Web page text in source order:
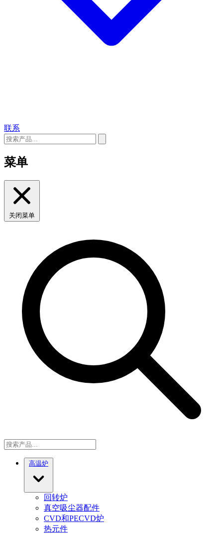
联系
菜单
关闭菜单
高温炉
回转炉
真空吸尘器配件
CVD和PECVD炉
热元件